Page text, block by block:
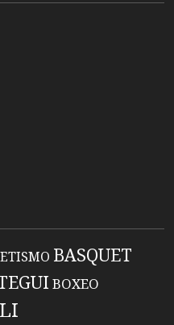
BASQUET
BOXEO